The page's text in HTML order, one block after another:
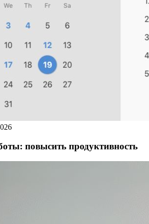
повысить продуктивность